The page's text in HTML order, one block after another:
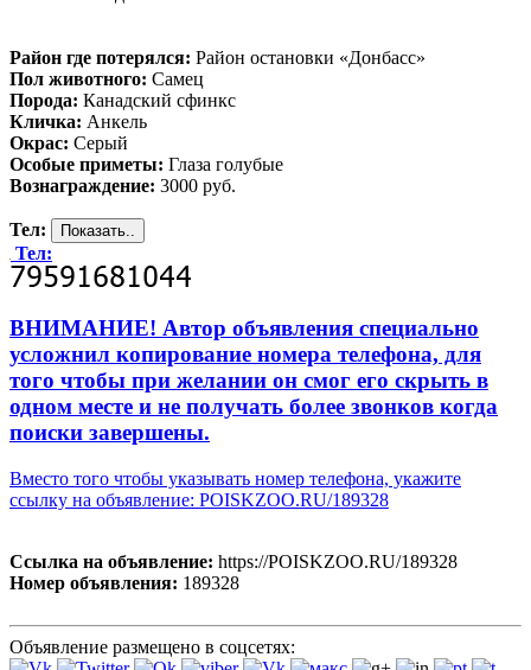
Район где потерялся: Район остановки «Донбасс»
Пол животного: Самец
Порода: Канадский сфинкс
Кличка: Анкель
Окрас: Серый
Особые приметы: Глаза голубые
Вознаграждение: 3000 руб.
Тел:
Тел:
ВНИМАНИЕ! Автор объявления специально
усложнил копирование номера телефона, для
того чтобы при желании он смог его скрыть в
одном месте и не получать более звонков когда
поиски завершены.
Вместо того чтобы указывать номер телефона, укажите
ссылку на объявление: POISKZOO.RU/189328
Ссылка на объявление: https://POISKZOO.RU/189328
Номер объявления: 189328
Объявление размещено в соцсетях: